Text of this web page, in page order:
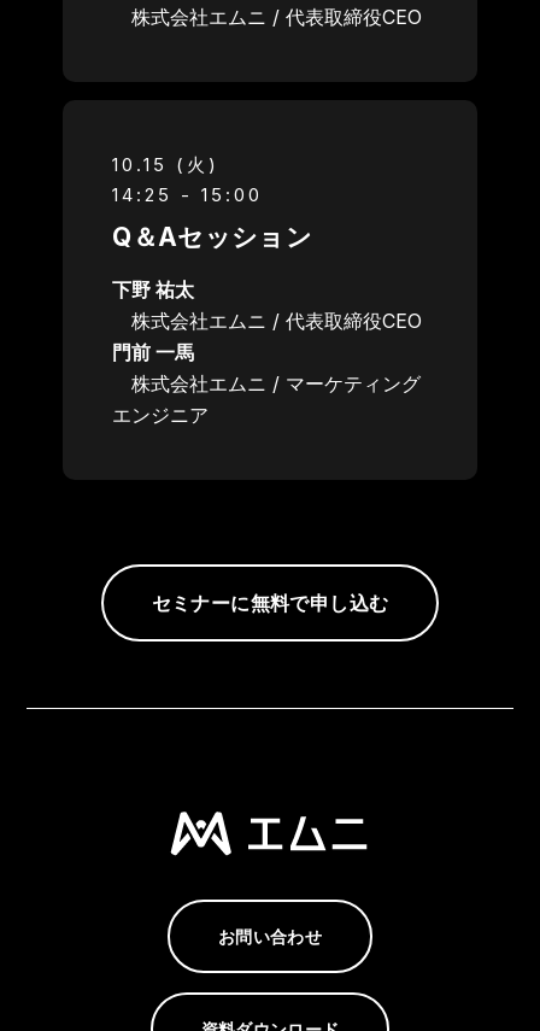
株式会社エムニ / 代表取締役CEO
10.15 (火)
14:25 - 15:00
Q＆Aセッション
下野 祐太
株式会社エムニ /代表取締役CEO
門前 一馬
株式会社エムニ / マーケティング
エンジニア
セミナーに無料で申し込む
お問い合わせ